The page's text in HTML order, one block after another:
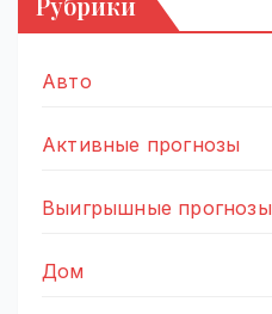
Авто
Активные прогнозы
Выигрышные прогнозы
Дом